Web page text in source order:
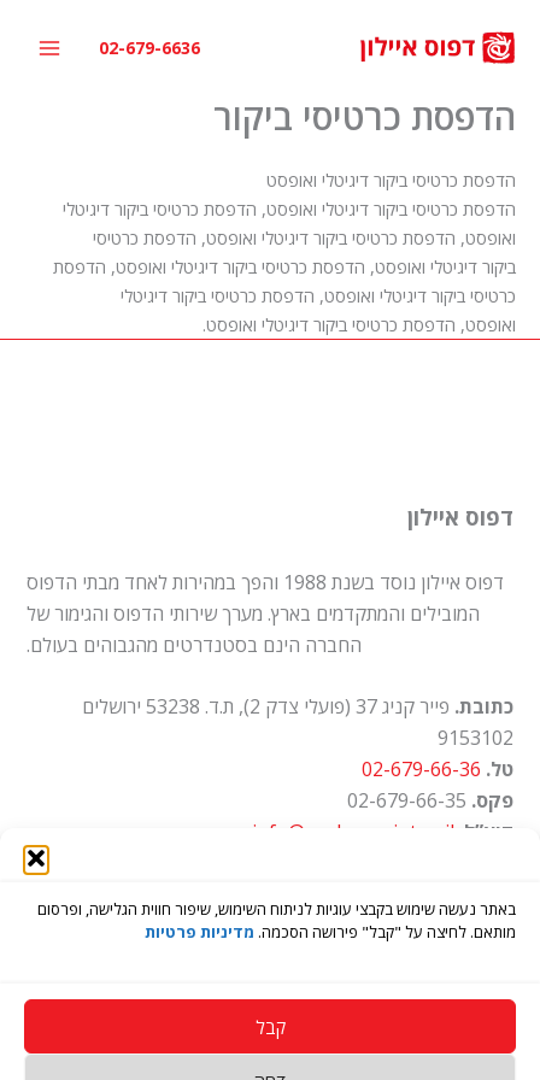
באתר נעשה שימוש בקבצי עוגיות לניתוח השימוש, שיפור חווית הגלישה, ופרסום
מותאם. לחיצה על "קבל" פירושה הסכמה. מדיניות פרטיות
קבל
לתוכן
02-679-6636
הדפסת כרטיסי ביקור
הדפסת כרטיסי ביקור דיגיטלי ואופסט
הדפסת כרטיסי ביקור דיגיטלי ואופסט, הדפסת כרטיסי ביקור דיגיטלי
ואופסט, הדפסת כרטיסי ביקור דיגיטלי ואופסט, הדפסת כרטיסי
ביקור דיגיטלי ואופסט, הדפסת כרטיסי ביקור דיגיטלי ואופסט, הדפסת
כרטיסי ביקור דיגיטלי ואופסט, הדפסת כרטיסי ביקור דיגיטלי
ואופסט, הדפסת כרטיסי ביקור דיגיטלי ואופסט.
דפוס איילון
דפוס איילון נוסד בשנת 1988 והפך במהירות לאחד מבתי הדפוס
המובילים והמתקדמים בארץ. מערך שירותי הדפוס והגימור של
החברה הינם בסטנדרטים מהגבוהים בעולם.
כתובת.
פייר קניג 37 (פועלי צדק 2), ת.ד. 53238 ירושלים
9153102
טל. 02-679-66-36
פקס.
דוא”ל. info@ayalon-print.co.il